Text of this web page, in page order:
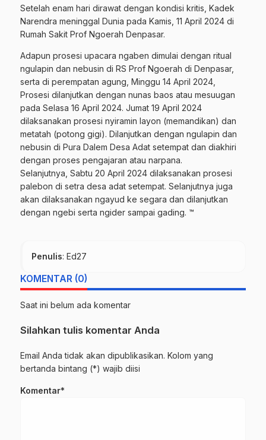
Setelah enam hari dirawat dengan kondisi kritis, Kadek
Narendra meninggal Dunia pada Kamis, 11 April 2024 di
Rumah Sakit Prof Ngoerah Denpasar.
Adapun prosesi upacara ngaben dimulai dengan ritual
ngulapin dan nebusin di RS Prof Ngoerah di Denpasar,
serta di perempatan agung, Minggu 14 April 2024,
Prosesi dilanjutkan dengan nunas baos atau mesuugan
pada Selasa 16 April 2024. Jumat 19 April 2024
dilaksanakan prosesi nyiramin layon (memandikan) dan
metatah (potong gigi). Dilanjutkan dengan ngulapin dan
nebusin di Pura Dalem Desa Adat setempat dan diakhiri
dengan proses pengajaran atau narpana.
Selanjutnya, Sabtu 20 April 2024 dilaksanakan prosesi
palebon di setra desa adat setempat. Selanjutnya juga
akan dilaksanakan ngayud ke segara dan dilanjutkan
dengan ngebi serta ngider sampai gading. ™
Penulis: Ed27
KOMENTAR (0)
Saat ini belum ada komentar
Silahkan tulis komentar Anda
Email Anda tidak akan dipublikasikan. Kolom yang
bertanda bintang (*) wajib diisi
Komentar*